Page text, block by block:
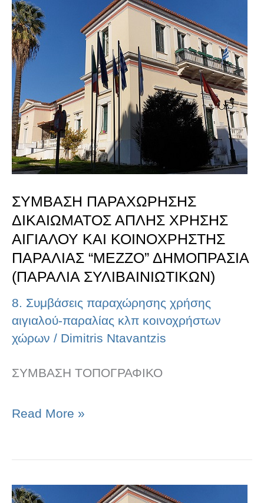
ΣΥΜΒΑΣΗ ΠΑΡΑΧΩΡΗΣΗΣ
ΔΙΚΑΙΩΜΑΤΟΣ ΑΠΛΗΣ ΧΡΗΣΗΣ
ΑΙΓΙΑΛΟΥ ΚΑΙ ΚΟΙΝΟΧΡΗΣΤΗΣ
ΠΑΡΑΛΙΑΣ “ΜΕΖΖΟ” ΔΗΜΟΠΡΑΣΙΑ
(ΠΑΡΑΛΙΑ ΣΥΛΙΒΑΙΝΙΩΤΙΚΩΝ)
8. Συμβάσεις παραχώρησης χρήσης
αιγιαλού-παραλίας κλπ κοινοχρήστων
χώρων / Dimitris Ntavantzis
ΣΥΜΒΑΣΗ ΤΟΠΟΓΡΑΦΙΚΟ
ΣΥΜΒΑΣΗ
ΠΑΡΑΧΩΡΗΣΗΣ
ΔΙΚΑΙΩΜΑΤΟΣ
ΑΠΛΗΣ
ΧΡΗΣΗΣ
ΑΙΓΙΑΛΟΥ
ΚΑΙ
ΚΟΙΝΟΧΡΗΣΤΗΣ
“ΜΕΖΖΟ”
ΔΗΜΟΠΡΑΣΙΑ
(ΠΑΡΑΛΙΑ
ΣΥΛΙΒΑΙΝΙΩΤΙΚΩΝ)
Read More »
ΣΥΜΒΑΣΗ